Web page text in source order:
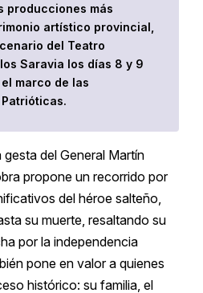
producciones más
artístico provincial,
del Teatro
Saravia los días 8 y 9
marco de las
del General Martín
propone un recorrido por
del héroe salteño,
su muerte, resaltando su
por la independencia
pone en valor a quienes
histórico: su familia, el